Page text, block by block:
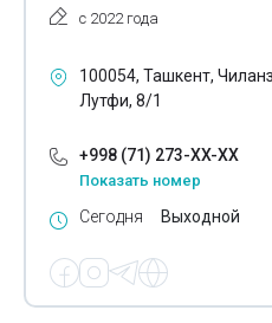
с 2022 года
100054, Ташкент,
Лутфи, 8/1
+998 (71) 273-XX-XX
Показать номер
Сегодня Выходной